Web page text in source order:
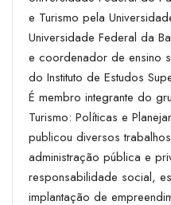
e Turismo pela
Universidade Federal da
e coordenador de ensino
do Instituto de Estudos
É membro integrante do
Turismo: Políticas e
publicou diversos
administração pública e
responsabilidade social,
implantação de